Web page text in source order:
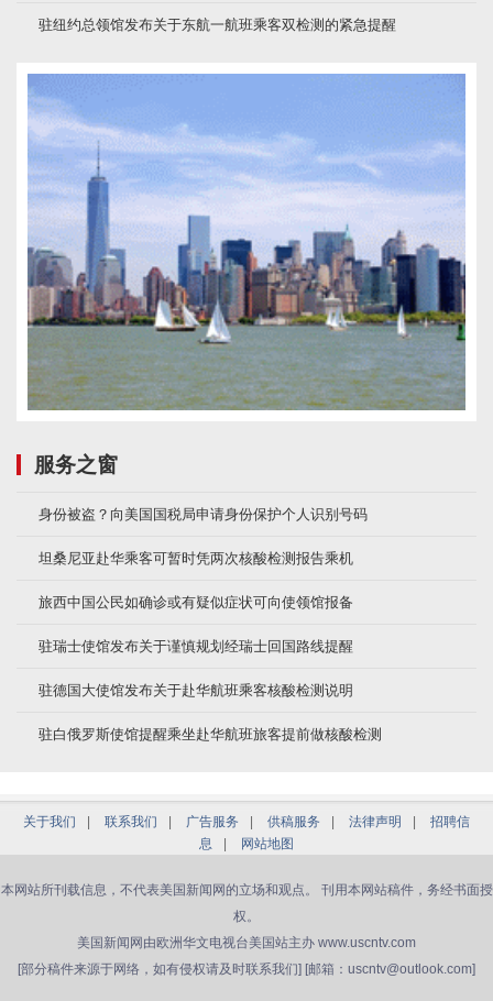
驻纽约总领馆发布关于东航一航班乘客双检测的紧急提醒
服务之窗
身份被盗？向美国国税局申请身份保护个人识别号码
坦桑尼亚赴华乘客可暂时凭两次核酸检测报告乘机
旅西中国公民如确诊或有疑似症状可向使领馆报备
驻瑞士使馆发布关于谨慎规划经瑞士回国路线提醒
驻德国大使馆发布关于赴华航班乘客核酸检测说明
驻白俄罗斯使馆提醒乘坐赴华航班旅客提前做核酸检测
关于我们 | 联系我们 | 广告服务 | 供稿服务 | 法律声明 |
招聘信
息
| 网站地图
本网站所刊载信息，不代表美国新闻网的立场和观点。 刊用本网站稿件，务经书面授
权。
美国新闻网由欧洲华文电视台美国站主办 www.uscntv.com
[部分稿件来源于网络，如有侵权请及时联系我们] [邮箱：uscntv@outlook.com]